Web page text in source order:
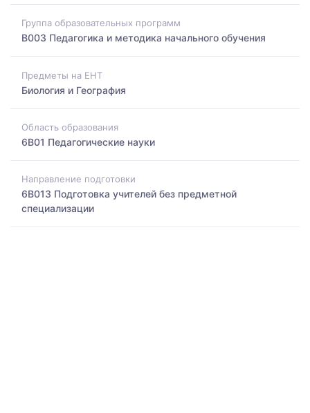
Группа образовательных программ
B003 Педагогика и методика начального обучения
Предметы на ЕНТ
Биология и География
Область образования
6B01 Педагогические науки
Направление подготовки
6B013 Подготовка учителей без предметной
специализации